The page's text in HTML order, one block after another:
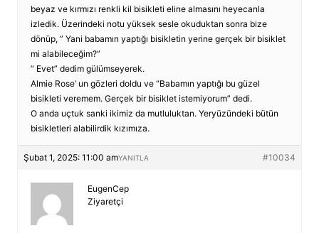
beyaz ve kırmızı renkli kil bisikleti eline almasını heyecanla
izledik. Üzerindeki notu yüksek sesle okuduktan sonra bize
dönüp, ” Yani babamın yaptığı bisikletin yerine gerçek bir bisiklet
mi alabileceğim?”
” Evet” dedim gülümseyerek.
Almie Rose’ un gözleri doldu ve “Babamın yaptığı bu güzel
bisikleti veremem. Gerçek bir bisiklet istemiyorum” dedi.
O anda uçtuk sanki ikimiz da mutluluktan. Yeryüzündeki bütün
bisikletleri alabilirdik kızımıza.
Şubat 1, 2025: 11:00 am #10034
YANITLA
EugenCep
Ziyaretçi